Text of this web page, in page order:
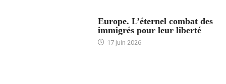
Europe. L’éternel combat des
immigrés pour leur liberté
17 juin 2026